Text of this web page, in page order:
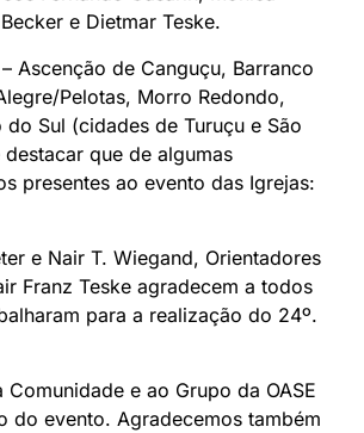
e Dietmar Teske.
Ascenção de Canguçu, Barranco
Pelotas, Morro Redondo,
Sul (cidades de Turuçu e São
que de algumas
presentes ao evento das Igrejas:
e Nair T. Wiegand, Orientadores
Franz Teske agradecem a todos
para a realização do 24º.
Comunidade e ao Grupo da OASE
do evento. Agradecemos também